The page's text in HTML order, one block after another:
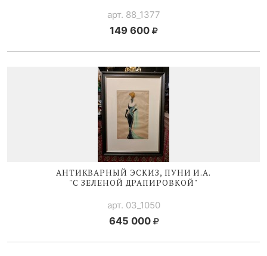
арт. 88_1377
149 600
АНТИКВАРНЫЙ ЭСКИЗ, ПУНИ И.А.
"С ЗЕЛЕНОЙ ДРАПИРОВКОЙ"
арт. 03_1050
645 000